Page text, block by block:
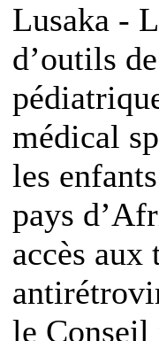
Lusaka -
d’outils
médical
les
pays
accès aux
le